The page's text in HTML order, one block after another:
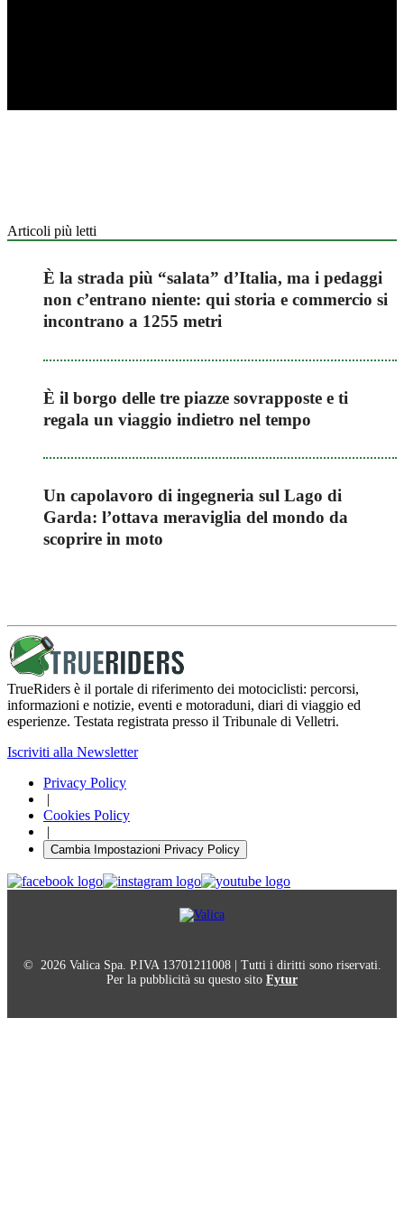
Articoli più letti
È la strada più “salata” d’Italia, ma i pedaggi
non c’entrano niente: qui storia e commercio si
incontrano a 1255 metri
È il borgo delle tre piazze sovrapposte e ti
regala un viaggio indietro nel tempo
Un capolavoro di ingegneria sul Lago di
Garda: l’ottava meraviglia del mondo da
scoprire in moto
TrueRiders è il portale di riferimento dei motociclisti: percorsi,
informazioni e notizie, eventi e motoraduni, diari di viaggio ed
esperienze. Testata registrata presso il Tribunale di Velletri.
Iscriviti alla Newsletter
Privacy Policy
|
Cookies Policy
|
Cambia Impostazioni Privacy Policy
© 2026 Valica Spa. P.IVA 13701211008 | Tutti i diritti sono riservati.
Per la pubblicità su questo sito Fytur